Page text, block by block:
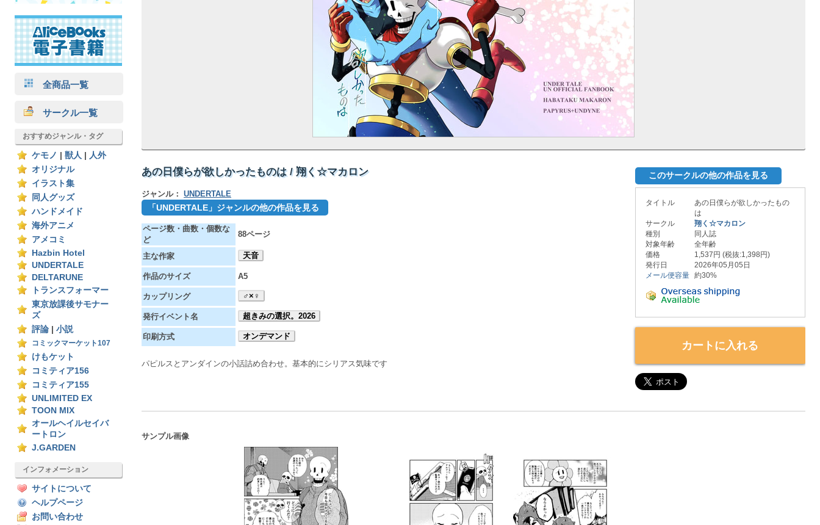
全商品一覧
サークル一覧
おすすめジャンル・タグ
ケモノ 獣人
人外
オリジナル
イラスト集
同人グッズ
ハンドメイド
海外アニメ
アメコミ
Hazbin Hotel
UNDERTALE
DELTARUNE
トランスフォーマー
東京放課後サモナー
ズ
評論
小説
コミックマーケット107
けもケット
コミティア156
コミティア155
UNLIMITED EX
TOON MIX
オールヘイルセイバ
ートロン
J.GARDEN
インフォメーション
サイトについて
ヘルプページ
お問い合わせ
あの日僕らが欲しかったものは / 翔く☆マカロン
ジャンル： UNDERTALE
「UNDERTALE」ジャンルの他の作品を見る
ページ数・曲数・個数な
ど
88ページ
主な作家 天音
作品のサイズ A5
カップリング ♂×♀
発行イベント名 超きみの選択。2026
印刷方式 オンデマンド
パピルスとアンダインの小話詰め合わせ。基本的にシリアス気味です
このサークルの他の作品を見る
タイトル
あの日僕らが欲しかったもの
は
サークル
翔く☆マカロン
種別
同人誌
対象年齢
全年齢
価格
1,537円 (税抜:1,398円)
発行日
2026年05月05日
メール便容量 約30%
カートに入れる
サンプル画像